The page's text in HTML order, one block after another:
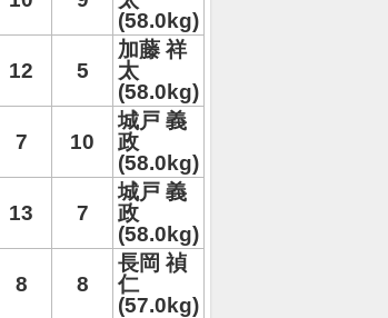
(58.0kg)
12 5
加藤 祥
太
(58.0kg)
7 10
城戸 義
政
(58.0kg)
13 7
城戸 義
政
(58.0kg)
8 8
長岡 禎
仁
(57.0kg)